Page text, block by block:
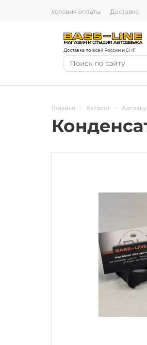
Условия оплаты Доставка
Доставка по всей России и СНГ
Главная - Каталог -